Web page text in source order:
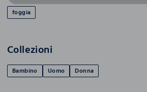
foggia
Collezioni
Bambino Uomo Donna